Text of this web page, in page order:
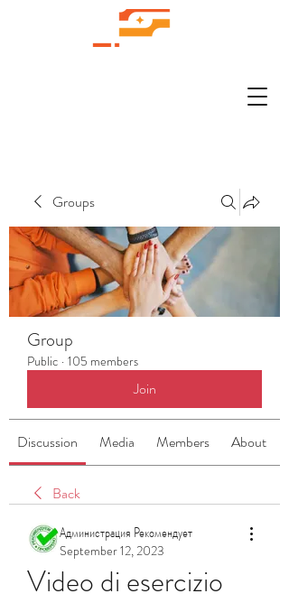
Groups
Group
Public · 105 members
Join
Discussion Media Members About
Back
Администрация Рекомендует
September 12, 2023
Video di esercizio